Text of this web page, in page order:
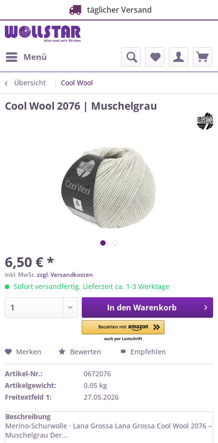
täglicher Versand
Menü
Übersicht Cool Wool
Cool Wool 2076 | Muschelgrau
6,50 € *
inkl. MwSt.zzgl. Versandkosten
Sofort versandfertig, Lieferzeit ca. 1-3 Werktage
In den Warenkorb
Merken Bewerten Empfehlen
Artikel-Nr.:
0672076
Artikelgewicht:
0,05 kg
Freitextfeld 1:
27.05.2026
Beschreibung
Merino-Schurwolle · Lana Grossa Lana Grossa Cool Wool 2076 –
Muschelgrau Der...